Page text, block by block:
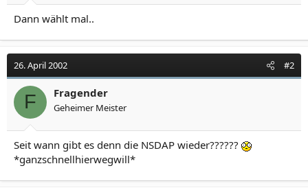
Dann wählt mal..
26. April 2002 #2
F Fragender
Geheimer Meister
Seit wann gibt es denn die NSDAP wieder??????
*ganzschnellhierwegwill*